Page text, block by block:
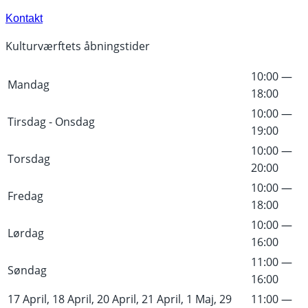
Kontakt
Kulturværftets åbningstider
Mandag
10:00 —
18:00
Tirsdag - Onsdag
10:00 —
19:00
Torsdag
10:00 —
20:00
Fredag
10:00 —
18:00
Lørdag
10:00 —
16:00
Søndag
11:00 —
16:00
17 April, 18 April, 20 April, 21 April, 1 Maj, 29
11:00 —